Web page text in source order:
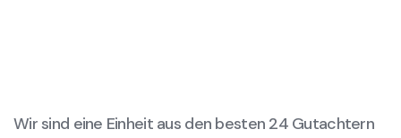
Wir sind eine Einheit aus den besten 24 Gutachtern